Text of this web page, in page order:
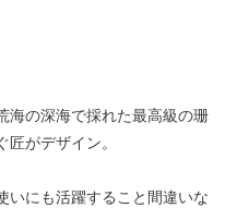
海の深海で採れた最高級の珊
がデザイン。
いにも活躍すること間違いな